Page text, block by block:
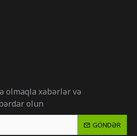
olmaqla xəbərlər və
olun
GÖNDƏR